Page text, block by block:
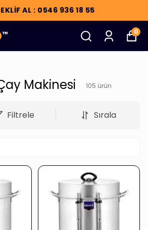
AL : 0546 936 18 55
0
Makinesi 105 ürün
Filtrele Sırala